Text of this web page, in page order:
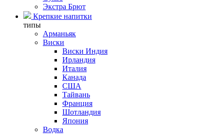
Экстра Брют
Крепкие напитки
типы
Арманьяк
Виски
Виски Индия
Ирландия
Италия
Канада
США
Тайвань
Франция
Шотландия
Япония
Водка